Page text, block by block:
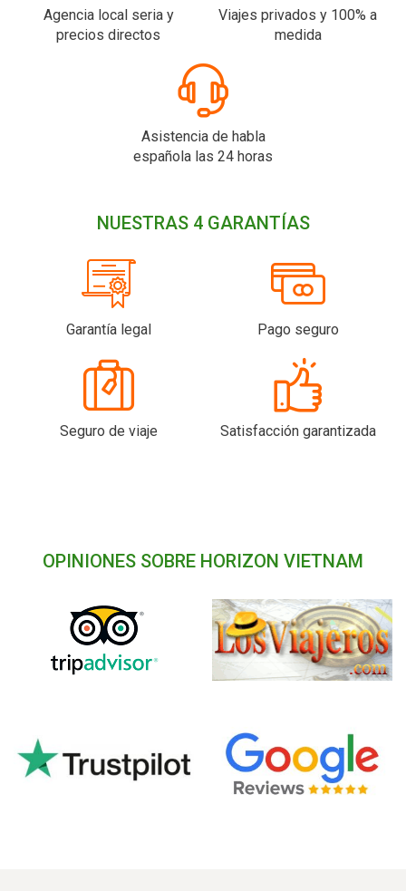
Agencia local seria y
precios directos
Viajes privados y 100% a
medida
Asistencia de habla
española las 24 horas
NUESTRAS 4 GARANTÍAS
Garantía legal Pago seguro
Seguro de viaje Satisfacción garantizada
OPINIONES SOBRE HORIZON VIETNAM